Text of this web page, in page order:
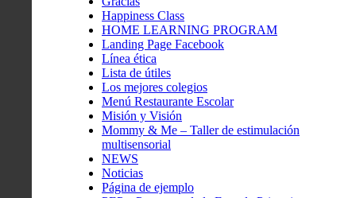
Happiness Class
HOME LEARNING PROGRAM
Landing Page Facebook
Línea ética
Lista de útiles
Los mejores colegios
Menú Restaurante Escolar
Misión y Visión
Mommy & Me – Taller de estimulación
multisensorial
NEWS
Noticias
Página de ejemplo